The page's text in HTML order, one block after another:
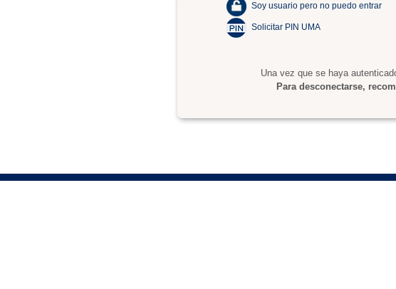
Soy usuario pero no puedo entrar
Solicitar PIN UMA
Una vez que se haya
Para desconectarse,